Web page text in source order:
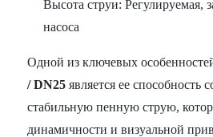
Высота струи: Регулируемая,
насоса
Одной из ключевых
/ DN25 является ее способность
стабильную пенную струю,
динамичности и визуальной